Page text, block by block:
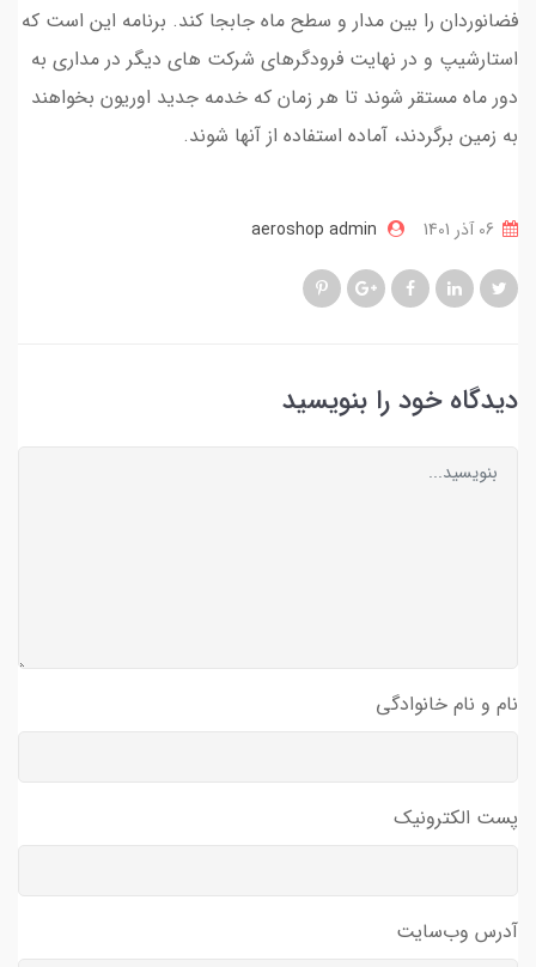
فضانوردان را بین مدار و سطح ماه جابجا کند. برنامه این است که
استارشیپ و در نهایت فرودگرهای شرکت های دیگر در مداری به
دور ماه مستقر شوند تا هر زمان که خدمه جدید اوریون بخواهند
به زمین برگردند، آماده استفاده از آنها شوند.
aeroshop admin
دیدگاه خود را بنویسید
نام و نام خانوادگی
پست الکترونیک
آدرس وب‌سایت